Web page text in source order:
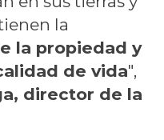
la
la propiedad y
de vida",
director de la